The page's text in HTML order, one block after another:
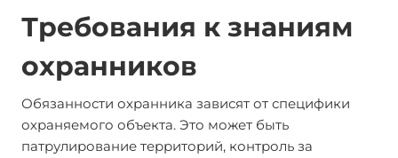
Требования к знаниям
охранников
Обязанности охранника зависят от специфики
охраняемого объекта. Это может быть
патрулирование территорий, контроль за